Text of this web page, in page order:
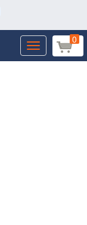
0
Toggle
navigation